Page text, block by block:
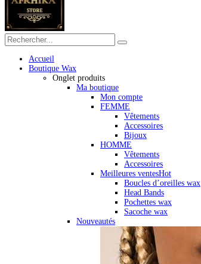
Accueil
Boutique Wax
Onglet produits
Ma boutique
Mon compte
FEMME
Vêtements
Accessoires
Bijoux
HOMME
Vêtements
Accessoires
Meilleures ventesHot
Boucles d’oreilles wax
Head Bands
Pochettes wax
Sacoche wax
Nouveautés